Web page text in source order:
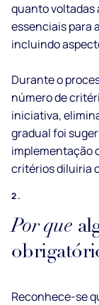
quanto voltadas
essenciais para
incluindo
Durante o
número de
iniciativa,
gradual foi
implementação
critérios diluiria
2.
Por que
Reconhece-se